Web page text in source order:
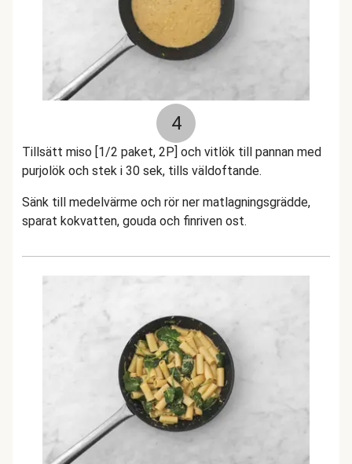
4
Tillsätt miso [1/2 paket, 2P] och vitlök till pannan med
purjolök och stek i 30 sek, tills väldoftande.
Sänk till medelvärme och rör ner matlagningsgrädde,
sparat kokvatten, gouda och finriven ost.